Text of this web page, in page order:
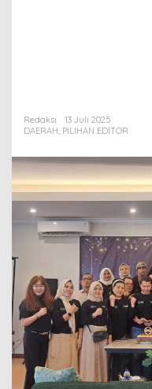
Redaksi
13 Juli 2025
DAERAH, PILIHAN EDITOR